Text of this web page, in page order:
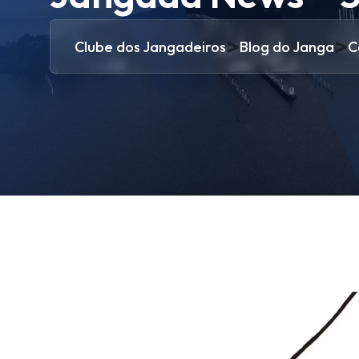
Clube dos Jangadeiros>Blog do Janga>